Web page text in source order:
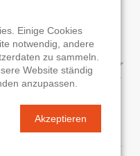
Einige Cookies
notwendig, andere
zu sammeln.
Website ständig
anzupassen.
Akzeptieren